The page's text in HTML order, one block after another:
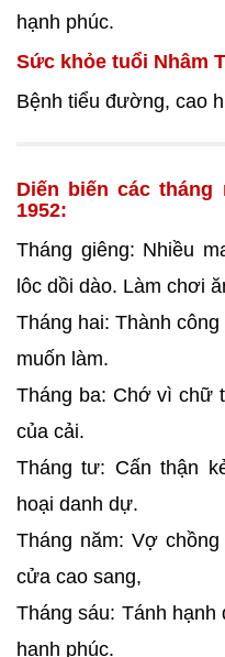
hạnh phúc.
Sức khỏe tuổi Nhâm
Bệnh tiểu đường, cao
Diến biến các tháng
1952:
Tháng giêng: Nhiều
lôc dồi dào. Làm chơi
Tháng hai: Thành
muốn làm.
Tháng ba: Chớ vì chữ
của cải.
Tháng tư: Cấn thận
hoại danh dự.
Tháng năm: Vợ
cửa cao sang,
Tháng sáu: Tánh
hạnh phúc.